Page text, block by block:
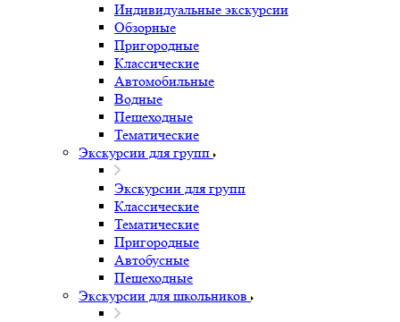
Индивидуальные экскурсии
Обзорные
Пригородные
Классические
Автомобильные
Водные
Пешеходные
Тематические
Экскурсии для групп
Экскурсии для групп
Классические
Тематические
Пригородные
Автобусные
Пешеходные
Экскурсии для школьников